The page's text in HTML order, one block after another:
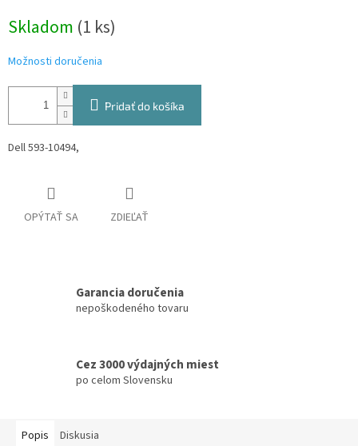
cena:
Skladom (1 ks)
Možnosti doručenia
Pridať do košíka
Dell 593-10494,
OPÝTAŤ SA ZDIEĽAŤ
Garancia doručenia
nepoškodeného tovaru
Cez 3000 výdajných miest
po celom Slovensku
Popis Diskusia